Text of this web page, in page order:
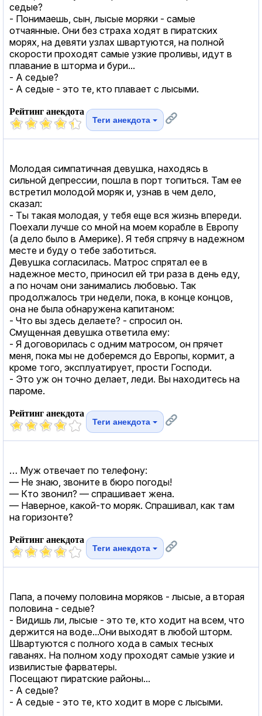
седые?
- Понимаешь, сын, лысые моряки - самые
отчаянные. Они без страха ходят в пиратских
морях, на девяти узлах швартуются, на полной
скорости проходят самые узкие проливы, идут в
плавание в шторма и бури...
- А седые?
- А седые - это те, кто плавает с лысыми.
Рейтинг анекдота
Теги анекдота
Молодая симпатичная девушка, находясь в
сильной депрессии, пошла в порт топиться. Там ее
встретил молодой моряк и, узнав в чем дело,
сказал:
- Ты такая молодая, у тебя еще вся жизнь впереди.
Поехали лучше со мной на моем корабле в Европу
(а дело было в Америке). Я тебя спрячу в надежном
месте и буду о тебе заботиться.
Девушка согласилась. Матрос спрятал ее в
надежное место, приносил ей три раза в день еду,
а по ночам они занимались любовью. Так
продолжалось три недели, пока, в конце концов,
она не была обнаружена капитаном:
- Что вы здесь делаете? - спросил он.
Смущенная девушка ответила ему:
- Я договорилась с одним матросом, он прячет
меня, пока мы не доберемся до Европы, кормит, а
кроме того, эксплуатирует, прости Господи.
- Это уж он точно делает, леди. Вы находитесь на
пароме.
Рейтинг анекдота
Теги анекдота
… Муж отвечает по телефону:
— Не знаю, звоните в бюро погоды!
— Кто звонил? — спрашивает жена.
— Наверное, какой-то моряк. Спрашивал, как там
на горизонте?
Рейтинг анекдота
Теги анекдота
Папа, а почему половина моряков - лысые, а вторая
половина - седые?
- Видишь ли, лысые - это те, кто ходит на всем, что
держится на воде...Они выходят в любой шторм.
Швартуются с полного хода в самых тесных
гаванях. На полном ходу проходят самые узкие и
извилистые фарватеры.
Посещают пиратские районы...
- А седые?
- А седые - это те, кто ходит в море с лысыми.